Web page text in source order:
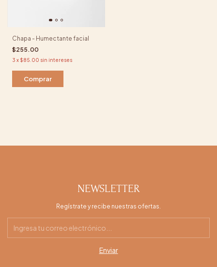
Chapa - Humectante facial
$255.00
3 x $85.00 sin intereses
Comprar
NEWSLETTER
Regístrate y recibe nuestras ofertas.